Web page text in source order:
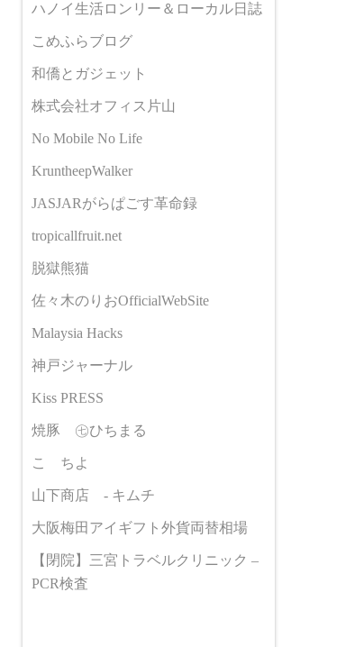
ハノイ生活ロンリー＆ローカル日誌
こめふらブログ
和僑とガジェット
株式会社オフィス片山
No Mobile No Life
KruntheepWalker
JASJARがらぱごす革命録
tropicallfruit.net
脱獄熊猫
佐々木のりおOfficialWebSite
Malaysia Hacks
神戸ジャーナル
Kiss PRESS
焼豚 ㊆ひちまる
こゝちよ
山下商店 - キムチ
大阪梅田アイギフト外貨両替相場
【閉院】三宮トラベルクリニック –
PCR検査